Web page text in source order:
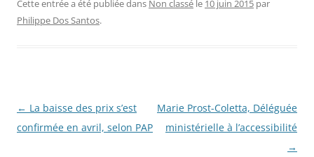
Cette entrée a été publiée dans Non classé le 10 juin 2015 par
Philippe Dos Santos.
Navigation
des
← La baisse des prix s’est
confirmée en avril, selon PAP
Marie Prost-Coletta, Déléguée
ministérielle à l’accessibilité
→